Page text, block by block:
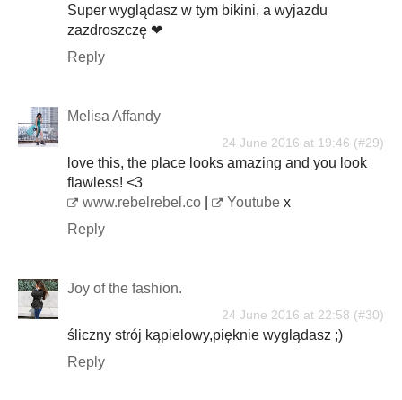
Super wyglądasz w tym bikini, a wyjazdu
zazdroszczę ❤
Reply
Melisa Affandy
24 June 2016 at 19:46
love this, the place looks amazing and you look
flawless! <3
www.rebelrebel.co
Youtube x
Reply
Joy of the fashion.
24 June 2016 at 22:58
śliczny strój kąpielowy,pięknie wyglądasz ;)
Reply